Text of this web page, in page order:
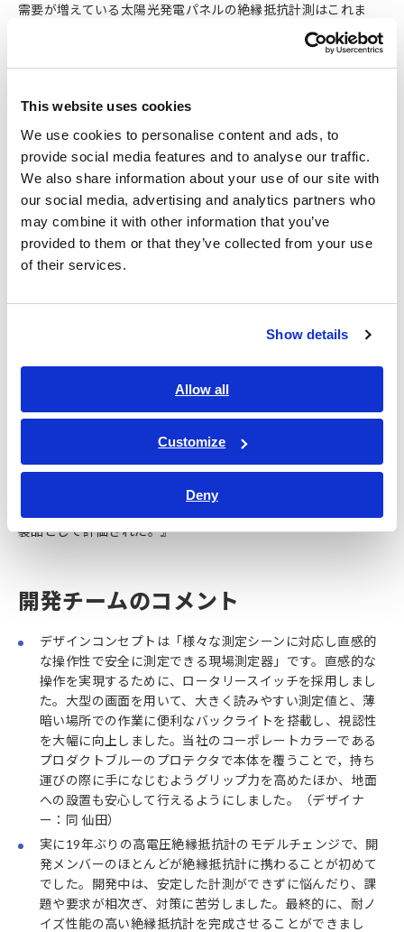
This website uses cookies
We use cookies to personalise content and ads, to
provide social media features and to analyse our traffic.
We also share information about your use of our site with
our social media, advertising and analytics partners who
may combine it with other information that you’ve
provided to them or that they’ve collected from your use
of their services.
Show details
Allow all
Customize
Deny
需要が増えている太陽光発電パネルの絶縁抵抗計測はこれま
で、発電の影響を避けるために日没後の時間帯での実施が一般
的でした。IR5051は、発電の影響を受けない機能を搭載し、日
中計測を実現しました。再生可能エネルギー設備をはじめとし
です。また、IR5051は本年のJECA FAIR 2024の第63回製品コ
ンクールにおいて「一般社団法人 日本電設工業協会 奨励賞」
を受賞しており、電気設備メンテナンスの現場からもそのデザ
インが高く評価されています。
2024 グッドデザイン賞 受賞ギャラリー 高電圧絶縁抵抗計
IR5051
グッドデザイン賞審査委員による評
『本製品は最大2000Vに対応する高電圧絶縁抵抗計だが、これ
まで発電した電流の影響で不可能であった日中の測定を可能と
し、小型化と操作性の改善によって保守点検の効率を高める提
り、片手での操作も想定したインターフェースも明快で無駄が
なく、可搬性も非常に高い。世界的な再生可能エネルギーへの
移行に伴う太陽光発電設備の増大が見込まれる中で、大規模
製品として評価された。』
開発チームのコメント
デザインコンセプトは「様々な測定シーンに対応し直感的
な操作性で安全に測定できる現場測定器」です。直感的な
操作を実現するために、ロータリースイッチを採用しまし
た。大型の画面を用いて、大きく読みやすい測定値と、薄
暗い場所での作業に便利なバックライトを搭載し、視認性
を大幅に向上しました。当社のコーポレートカラーである
プロダクトブルーのプロテクタで本体を覆うことで，持ち
運びの際に手になじむようグリップ力を高めたほか、地面
への設置も安心して行えるようにしました。（デザイナ
ー：同 仙田）
実に19年ぶりの高電圧絶縁抵抗計のモデルチェンジで、開
発メンバーのほとんどが絶縁抵抗計に携わることが初めて
でした。開発中は、安定した計測ができずに悩んだり、課
題や要求が相次ぎ、対策に苦労しました。最終的に、耐ノ
イズ性能の高い絶縁抵抗計を完成させることができまし